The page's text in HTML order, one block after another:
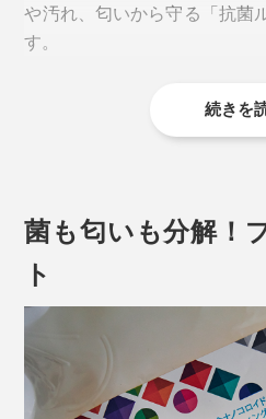
や汚れ、匂いから守る「抗菌
す。
続きを
菌も匂いも分解！
ト